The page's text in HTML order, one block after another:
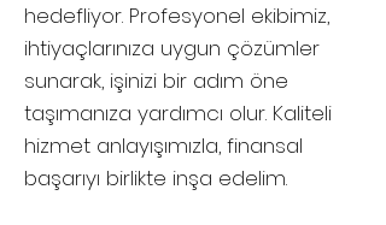
hedefliyor. Profesyonel ekibimiz,
ihtiyaçlarınıza uygun çözümler
sunarak, işinizi bir adım öne
taşımanıza yardımcı olur. Kaliteli
hizmet anlayışımızla, finansal
başarıyı birlikte inşa edelim.